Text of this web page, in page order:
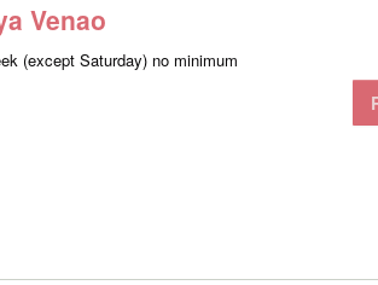
Venao
(except Saturday) no minimum